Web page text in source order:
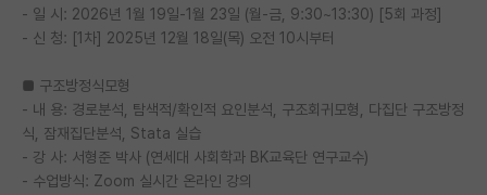
- 일 시: 2026년 1월 19일-1월 23일 (월-금, 9:30~13:30) [5회 과정]
- 신 청: [1차] 2025년 12월 18일(목) 오전 10시부터
■ 구조방정식모형
- 내 용: 경로분석, 탐색적/확인적 요인분석, 구조회귀모형, 다집단 구조방정
식, 잠재집단분석, Stata 실습
- 강 사: 서형준 박사 (연세대 사회학과 BK교육단 연구교수)
- 수업방식: Zoom 실시간 온라인 강의